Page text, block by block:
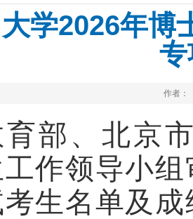
学2026年博
作者：
部、北京
作领导小
生名单及